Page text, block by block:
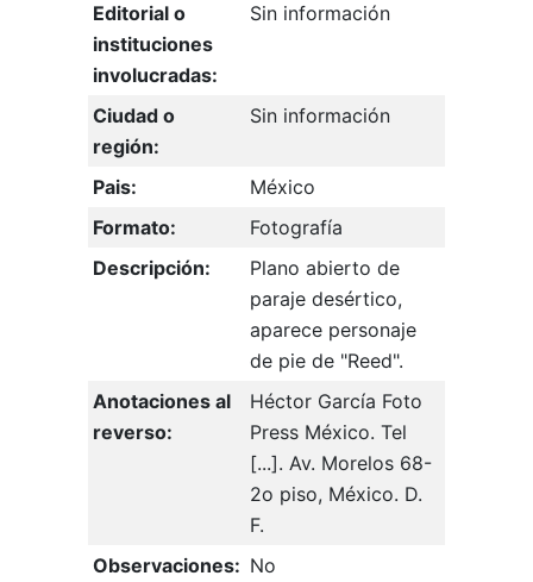
Editorial o
instituciones
involucradas:
Sin información
Ciudad o
región:
Sin información
Pais:
México
Formato:
Fotografía
Descripción:
Plano abierto de
paraje desértico,
aparece personaje
de pie de "Reed".
Anotaciones al
reverso:
Héctor García Foto
Press México. Tel
[...]. Av. Morelos 68-
2o piso, México. D.
F.
Observaciones: No